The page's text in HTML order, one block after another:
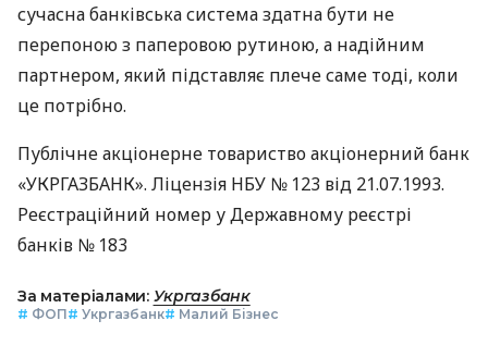
сучасна банківська система здатна бути не
перепоною з паперовою рутиною, а надійним
партнером, який підставляє плече саме тоді, коли
це потрібно.
Публічне акціонерне товариство акціонерний банк
«УКРГАЗБАНК». Ліцензія НБУ № 123 від 21.07.1993.
Реєстраційний номер у Державному реєстрі
банків № 183
За матеріалами: Укргазбанк
# ФОП# Укргазбанк# Малий Бізнес